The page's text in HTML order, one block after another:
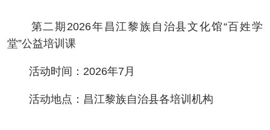
第二期2026年昌江黎族自治县文化馆“百姓学
堂”公益培训课
活动时间：2026年7月
活动地点：昌江黎族自治县各培训机构